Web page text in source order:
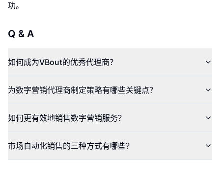
功。
Q & A
如何成为VBout的优秀代理商？
为数字营销代理商制定策略有哪些关键点？
如何更有效地销售数字营销服务？
市场自动化销售的三种方式有哪些？